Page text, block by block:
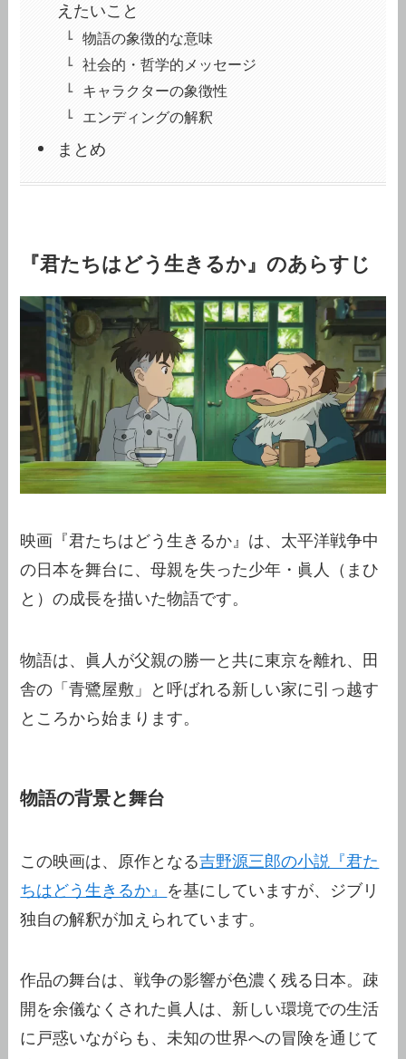
えたいこと
物語の象徴的な意味
社会的・哲学的メッセージ
キャラクターの象徴性
エンディングの解釈
まとめ
『君たちはどう生きるか』のあらすじ
映画『君たちはどう生きるか』は、太平洋戦争中
の日本を舞台に、母親を失った少年・眞人（まひ
と）の成長を描いた物語です。
物語は、眞人が父親の勝一と共に東京を離れ、田
舎の「青鷺屋敷」と呼ばれる新しい家に引っ越す
ところから始まります。
物語の背景と舞台
この映画は、原作となる吉野源三郎の小説『君た
ちはどう生きるか』 を基にしていますが、ジブリ
独自の解釈が加えられています。
作品の舞台は、戦争の影響が色濃く残る日本。疎
開を余儀なくされた眞人は、新しい環境での生活
に戸惑いながらも、未知の世界への冒険を通じて